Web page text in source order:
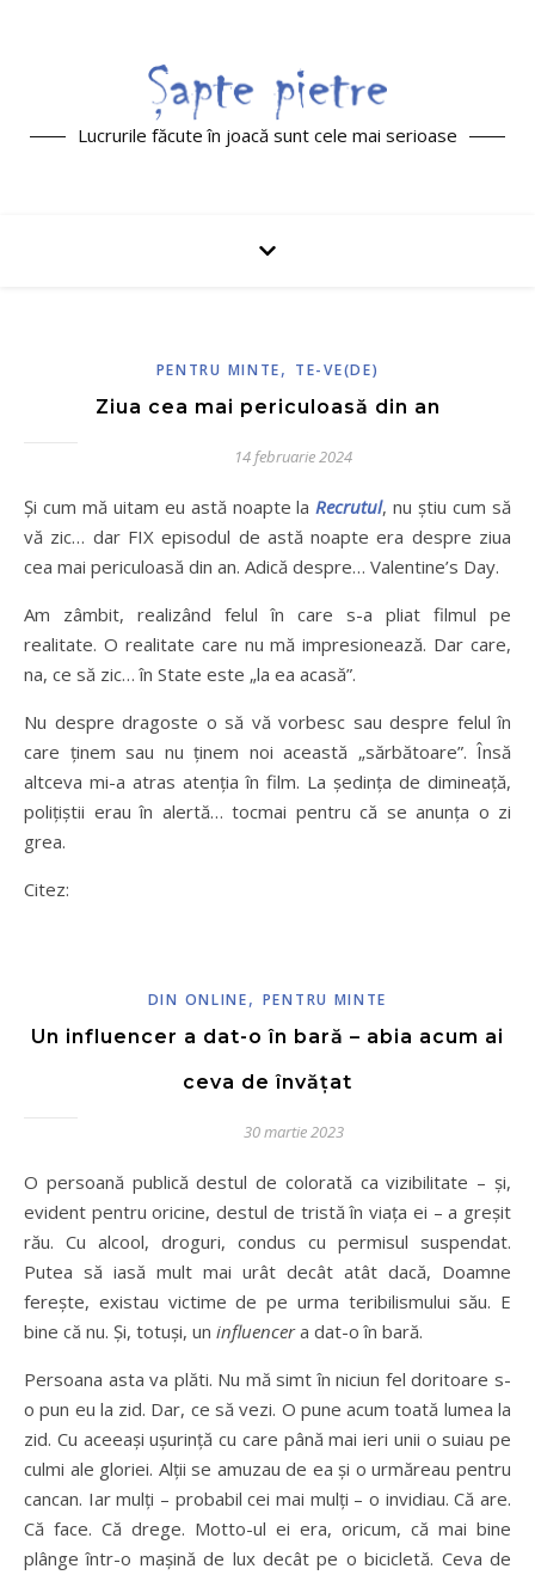
Lucrurile făcute în joacă sunt cele mai serioase
PENTRU MINTE, TE-VE(DE)
Ziua cea mai periculoasă din an
14 februarie 2024
Și cum mă uitam eu astă noapte laRecrutul, nu știu cum să
vă zic… dar FIX episodul de astă noapte era despre ziua
cea mai periculoasă din an. Adică despre… Valentine’s Day.
Am zâmbit, realizând felul în care s-a pliat filmul pe
realitate. O realitate care nu mă impresionează. Dar care,
na, ce să zic… în State este „la ea acasă”.
Nu despre dragoste o să vă vorbesc sau despre felul în
care ținem sau nu ținem noi această „sărbătoare”. Însă
altceva mi-a atras atenția în film. La ședința de dimineață,
polițiștii erau în alertă… tocmai pentru că se anunța o zi
grea.
Citez:
DIN ONLINE, PENTRU MINTE
Un influencer a dat-o în bară – abia acum ai
ceva de învățat
30 martie 2023
O persoană publică destul de colorată ca vizibilitate – și,
evident pentru oricine, destul de tristă în viața ei – a greșit
rău. Cu alcool, droguri, condus cu permisul suspendat.
Putea să iasă mult mai urât decât atât dacă, Doamne
ferește, existau victime de pe urma teribilismului său. E
bine că nu. Și, totuși, un influencera dat-o în bară.
Persoana asta va plăti. Nu mă simt în niciun fel doritoare s-
o pun eu la zid. Dar, ce să vezi. O pune acum toată lumea la
zid. Cu aceeași ușurință cu care până mai ieri unii o suiau pe
culmi ale gloriei. Alții se amuzau de ea și o urmăreau pentru
cancan. Iar mulți – probabil cei mai mulți – o invidiau. Că are.
Că face. Că drege. Motto-ul ei era, oricum, că mai bine
plânge într-o mașină de lux decât pe o bicicletă. Ceva de